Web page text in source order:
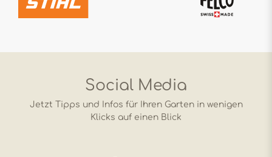
Social Media
Jetzt Tipps und Infos für Ihren Garten in wenigen
Klicks auf einen Blick